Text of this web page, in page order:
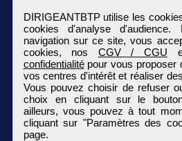
DIRIGEANTBTP utilise les
cookies d'analyse d'audience.
navigation sur ce site, vous
cookies, nos CGV / CGU
confidentialitépour vous proposer
vos centres d'intérêt et réaliser
Vous pouvez choisir de refuser
choix en cliquant sur le
ailleurs, vous pouvez à tout
cliquant sur "Paramètres des
page.